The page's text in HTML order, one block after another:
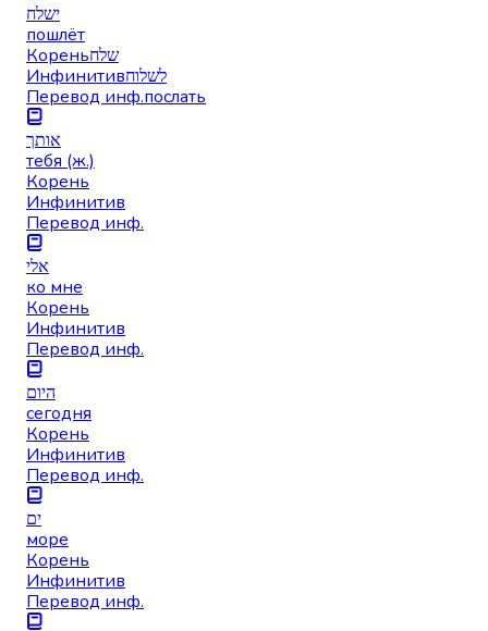
ישלח
пошлёт
Кореньשלח
Инфинитивלשלוח
Перевод инф.послать
אותך
тебя (ж.)
Корень
Инфинитив
Перевод инф.
אלי
ко мне
Корень
Инфинитив
Перевод инф.
היום
сегодня
Корень
Инфинитив
Перевод инф.
ים
море
Корень
Инфинитив
Перевод инф.